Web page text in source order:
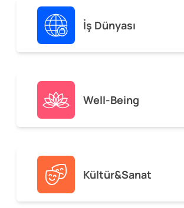
İş Dünyası
Well-Being
Kültür&Sanat